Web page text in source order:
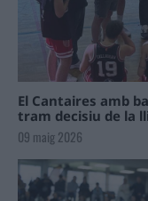
El Cantaires amb
tram decisiu de la
09 maig 2026